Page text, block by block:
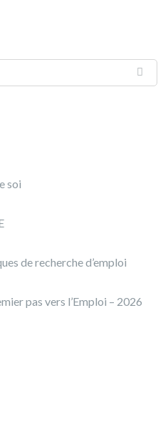
soi
de recherche d’emploi
pas vers l’Emploi – 2026